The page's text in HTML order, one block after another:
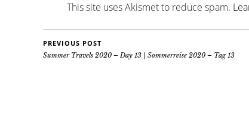
This site uses Akismet to reduce spam.
PREVIOUS POST
Summer Travels 2020 – Day 13 | Sommerreise 2020 – Tag 13